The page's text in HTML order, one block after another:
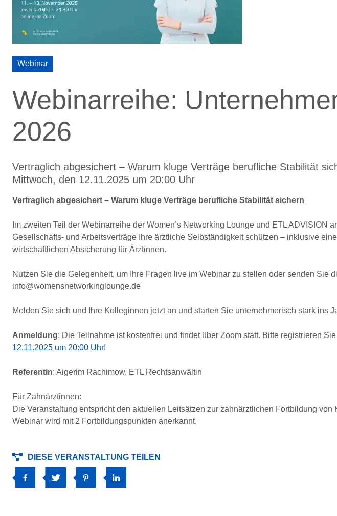
Webinar
Webinarreihe:
2026
Vertraglich abgesichert – Warum kluge Verträge berufliche Stabilität
Mittwoch, den 12.11.2025 um 20:00 Uhr
Vertraglich abgesichert – Warum kluge Verträge berufliche Stabilität sichern
Im zweiten Teil der Webinarreihe der Women’s Networking Lounge und ETL ADVISION
Gesellschafts- und Arbeitsverträge Ihre ärztliche Selbständigkeit schützen – inklusive
wirtschaftlichen Absicherung für Ärztinnen.
Nutzen Sie die Gelegenheit, um Ihre Fragen live im Webinar zu stellen oder senden Sie
info@womensnetworkinglounge.de
Melden Sie sich und Ihre Kolleginnen jetzt an und starten Sie unternehmerisch stark ins
Anmeldung: Die Teilnahme ist kostenfrei und findet über Zoom statt. Bitte registrieren
12.11.2025 um 20:00 Uhr!
Referentin: Aigerim Rachimow, ETL Rechtsanwältin
Für Zahnärztinnen:
Die Veranstaltung entspricht den aktuellen Leitsätzen zur zahnärztlichen Fortbildung
Webinar wird mit 2 Fortbildungspunkten anerkannt.
DIESE VERANSTALTUNG TEILEN